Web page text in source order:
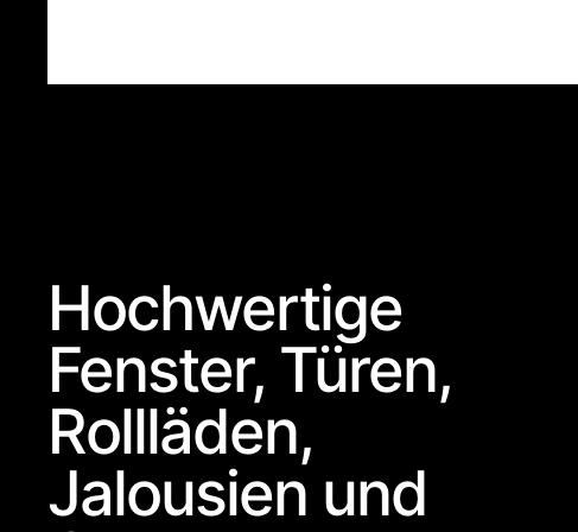
Hochwertige
Fenster, Türen,
Rollläden,
Jalousien und